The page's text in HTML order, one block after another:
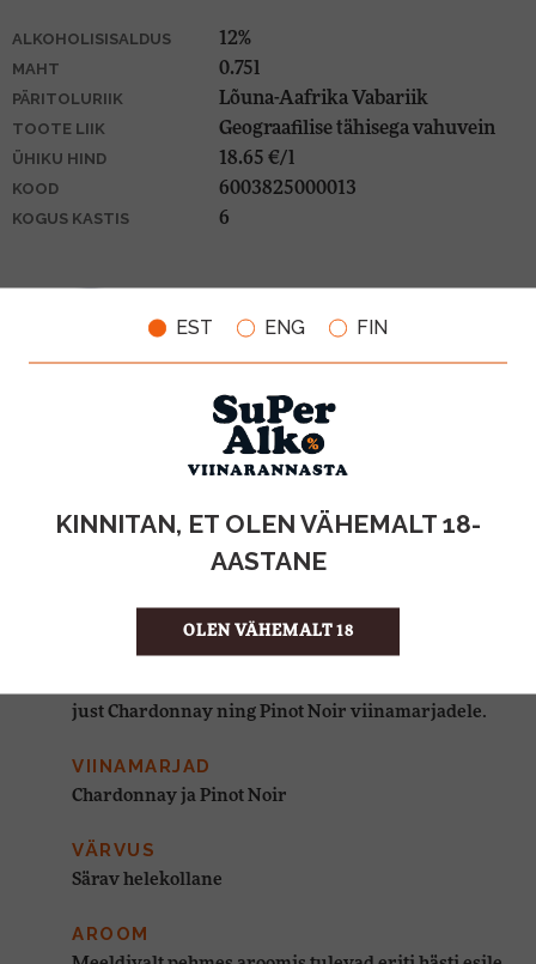
EST ENG FIN
KINNITAN, ET OLEN VÄHEMALT 18-
AASTANE
OLEN VÄHEMALT 18
ALKOHOLISISALDUS 12%
MAHT 0.75l
PÄRITOLURIIK Lõuna-Aafrika Vabariik
TOOTE LIIK Geograafilise tähisega vahuvein
ÜHIKU HIND 18.65 €/l
KOOD 6003825000013
KOGUS KASTIS 6
SOBIVUS TOIDUGA
vahuveinid valmivad, valmistab Arnimi perekond
imelisi Cap Classique traditsioonilisel meetodil
just Chardonnay ning Pinot Noir viinamarjadele.
VIINAMARJAD
Chardonnay ja Pinot Noir
VÄRVUS
Särav helekollane
AROOM